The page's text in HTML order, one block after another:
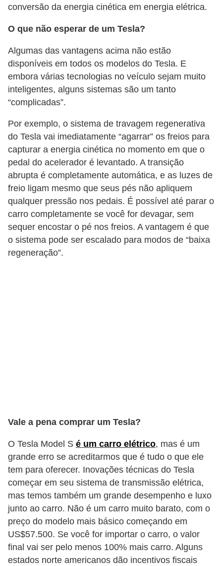
conversão da energia cinética em energia elétrica.
O que não esperar de um Tesla?
Algumas das vantagens acima não estão
disponíveis em todos os modelos do Tesla. E
embora várias tecnologias no veículo sejam muito
inteligentes, alguns sistemas são um tanto
“complicadas”.
Por exemplo, o sistema de travagem regenerativa
do Tesla vai imediatamente “agarrar” os freios para
capturar a energia cinética no momento em que o
pedal do acelerador é levantado. A transição
abrupta é completamente automática, e as luzes de
freio ligam mesmo que seus pés não apliquem
qualquer pressão nos pedais. É possível até parar o
carro completamente se você for devagar, sem
sequer encostar o pé nos freios. A vantagem é que
o sistema pode ser escalado para modos de “baixa
regeneração”.
Vale a pena comprar um Tesla?
O Tesla Model S é um carro elétrico, mas é um
grande erro se acreditarmos que é tudo o que ele
tem para oferecer. Inovações técnicas do Tesla
começar em seu sistema de transmissão elétrica,
mas temos também um grande desempenho e luxo
junto ao carro. Não é um carro muito barato, com o
preço do modelo mais básico começando em
US$57.500. Se você for importar o carro, o valor
final vai ser pelo menos 100% mais carro. Alguns
estados norte americanos dão incentivos fiscais
i
o
M
o
t
o
e
s
c
o
o
t
e
r
s
u
e
n
ç
ã
o
S
e
g